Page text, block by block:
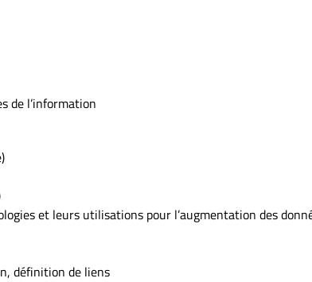
de l’information
et leurs utilisations pour l’augmentation des
définition de liens